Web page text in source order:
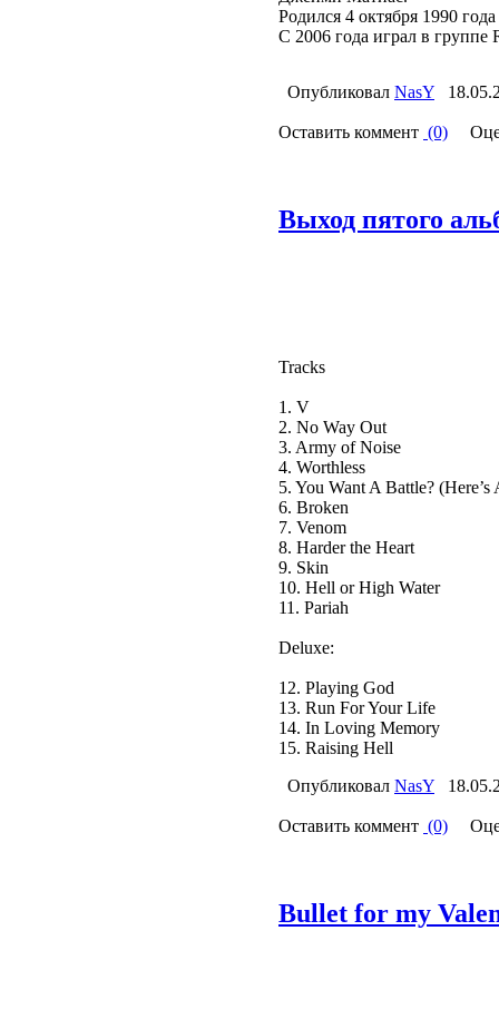
Родился 4 октября 1990
С 2006 года играл в группе
Опубликовал NasY
Оставить коммент (0)
Выход пятого
Tracks
1. V
2. No Way Out
3. Army of Noise
4. Worthless
5. You Want A Battle? (Here’s
6. Broken
7. Venom
8. Harder the Heart
9. Skin
10. Hell or High Water
11. Pariah
Deluxe:
12. Playing God
13. Run For Your Life
14. In Loving Memory
15. Raising Hell
Опубликовал NasY
Оставить коммент (0)
Bullet for my